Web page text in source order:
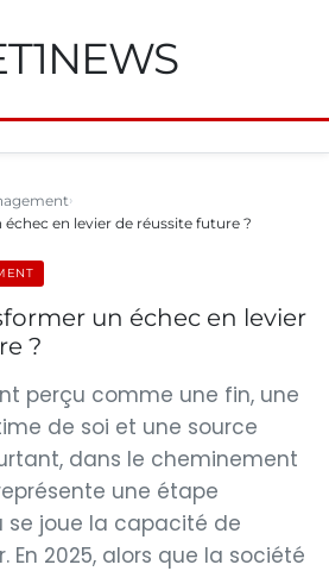
en levier de réussite future ?
un échec en levier
?
perçu comme une fin, une
de soi et une source
dans le cheminement
une étape
se joue la capacité de
En 2025, alors que la société